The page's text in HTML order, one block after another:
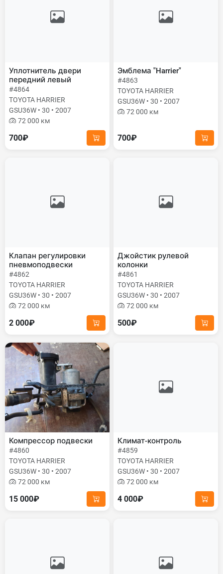
Уплотнитель двери
передний левый
#4864
TOYOTA HARRIER
GSU36W • 30 • 2007
72 000 км
700₽
Эмблема "Harrier"
#4863
TOYOTA HARRIER
GSU36W • 30 • 2007
72 000 км
700₽
Клапан регулировки
пневмоподвески
#4862
TOYOTA HARRIER
GSU36W • 30 • 2007
72 000 км
2 000₽
Джойстик рулевой
колонки
#4861
TOYOTA HARRIER
GSU36W • 30 • 2007
72 000 км
500₽
Компрессор подвески
#4860
TOYOTA HARRIER
GSU36W • 30 • 2007
72 000 км
15 000₽
Климат-контроль
#4859
TOYOTA HARRIER
GSU36W • 30 • 2007
72 000 км
4 000₽